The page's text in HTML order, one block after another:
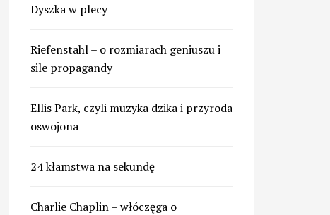
Dyszka w plecy
Riefenstahl – o rozmiarach geniuszu i
sile propagandy
Ellis Park, czyli muzyka dzika i przyroda
oswojona
24 kłamstwa na sekundę
Charlie Chaplin – włóczęga o